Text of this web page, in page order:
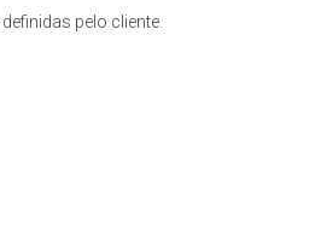
pelo cliente.